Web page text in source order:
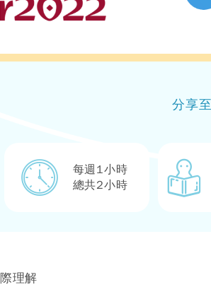
分享至
每週1小時
總共2小時
理解